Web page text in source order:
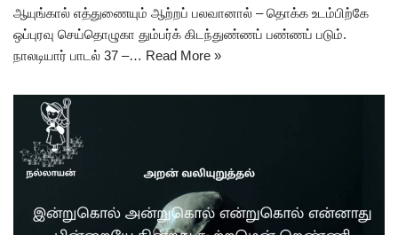
ஆயுங்கால் எத்துணையும் ஆற்றப் பலவானால் – தொக்க உடம்பிற்கே
ஒப்புரவு செய்தொழுகா தும்பர்க் கிடந்துண்ணப் பண்ணப் படும்.
நாலடியார் பாடல் 37 –… Read More »